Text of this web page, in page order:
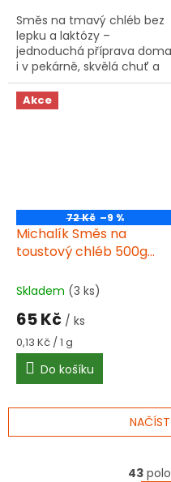
Směs na tmavý chléb bez
lepku a laktózy –
jednoduchá příprava doma
i v pekárně, skvělá chuť a
žádná deproteinovaná
pšenice.
Akce
72 Kč –9 %
Michalík Směs na
toustový chléb 500g
Skladem (3 ks)
65 Kč / ks
Měrná
cena:
0,13 Kč / 1 g
Do košíku
43